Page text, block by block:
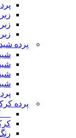
پرده
پرده
__
رنگ